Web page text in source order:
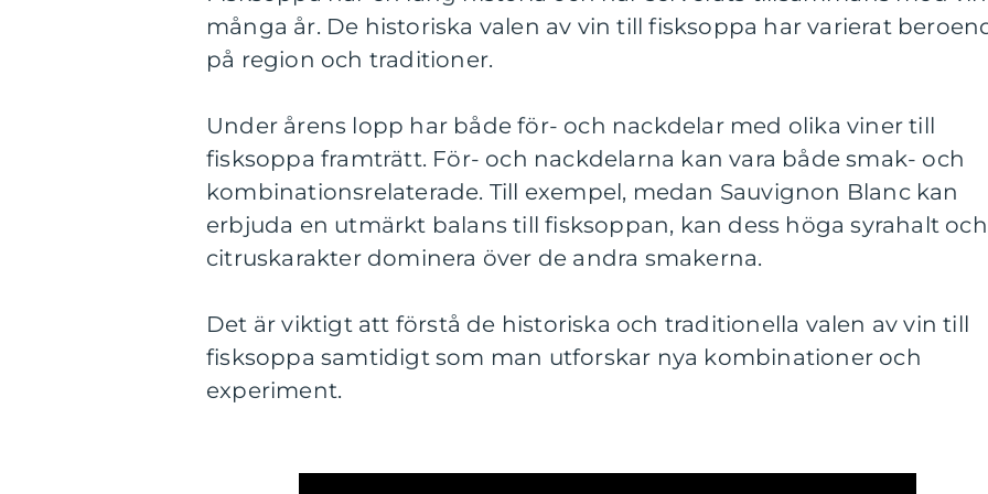
många år. De historiska valen av vin till fisksoppa har varierat
på region och traditioner.
Under årens lopp har både för- och nackdelar med olika viner till
fisksoppa framträtt. För- och nackdelarna kan vara både smak- och
kombinationsrelaterade. Till exempel, medan Sauvignon Blanc kan
erbjuda en utmärkt balans till fisksoppan, kan dess höga syrahalt och
citruskarakter dominera över de andra smakerna.
Det är viktigt att förstå de historiska och traditionella valen av vin till
fisksoppa samtidigt som man utforskar nya kombinationer och
experiment.